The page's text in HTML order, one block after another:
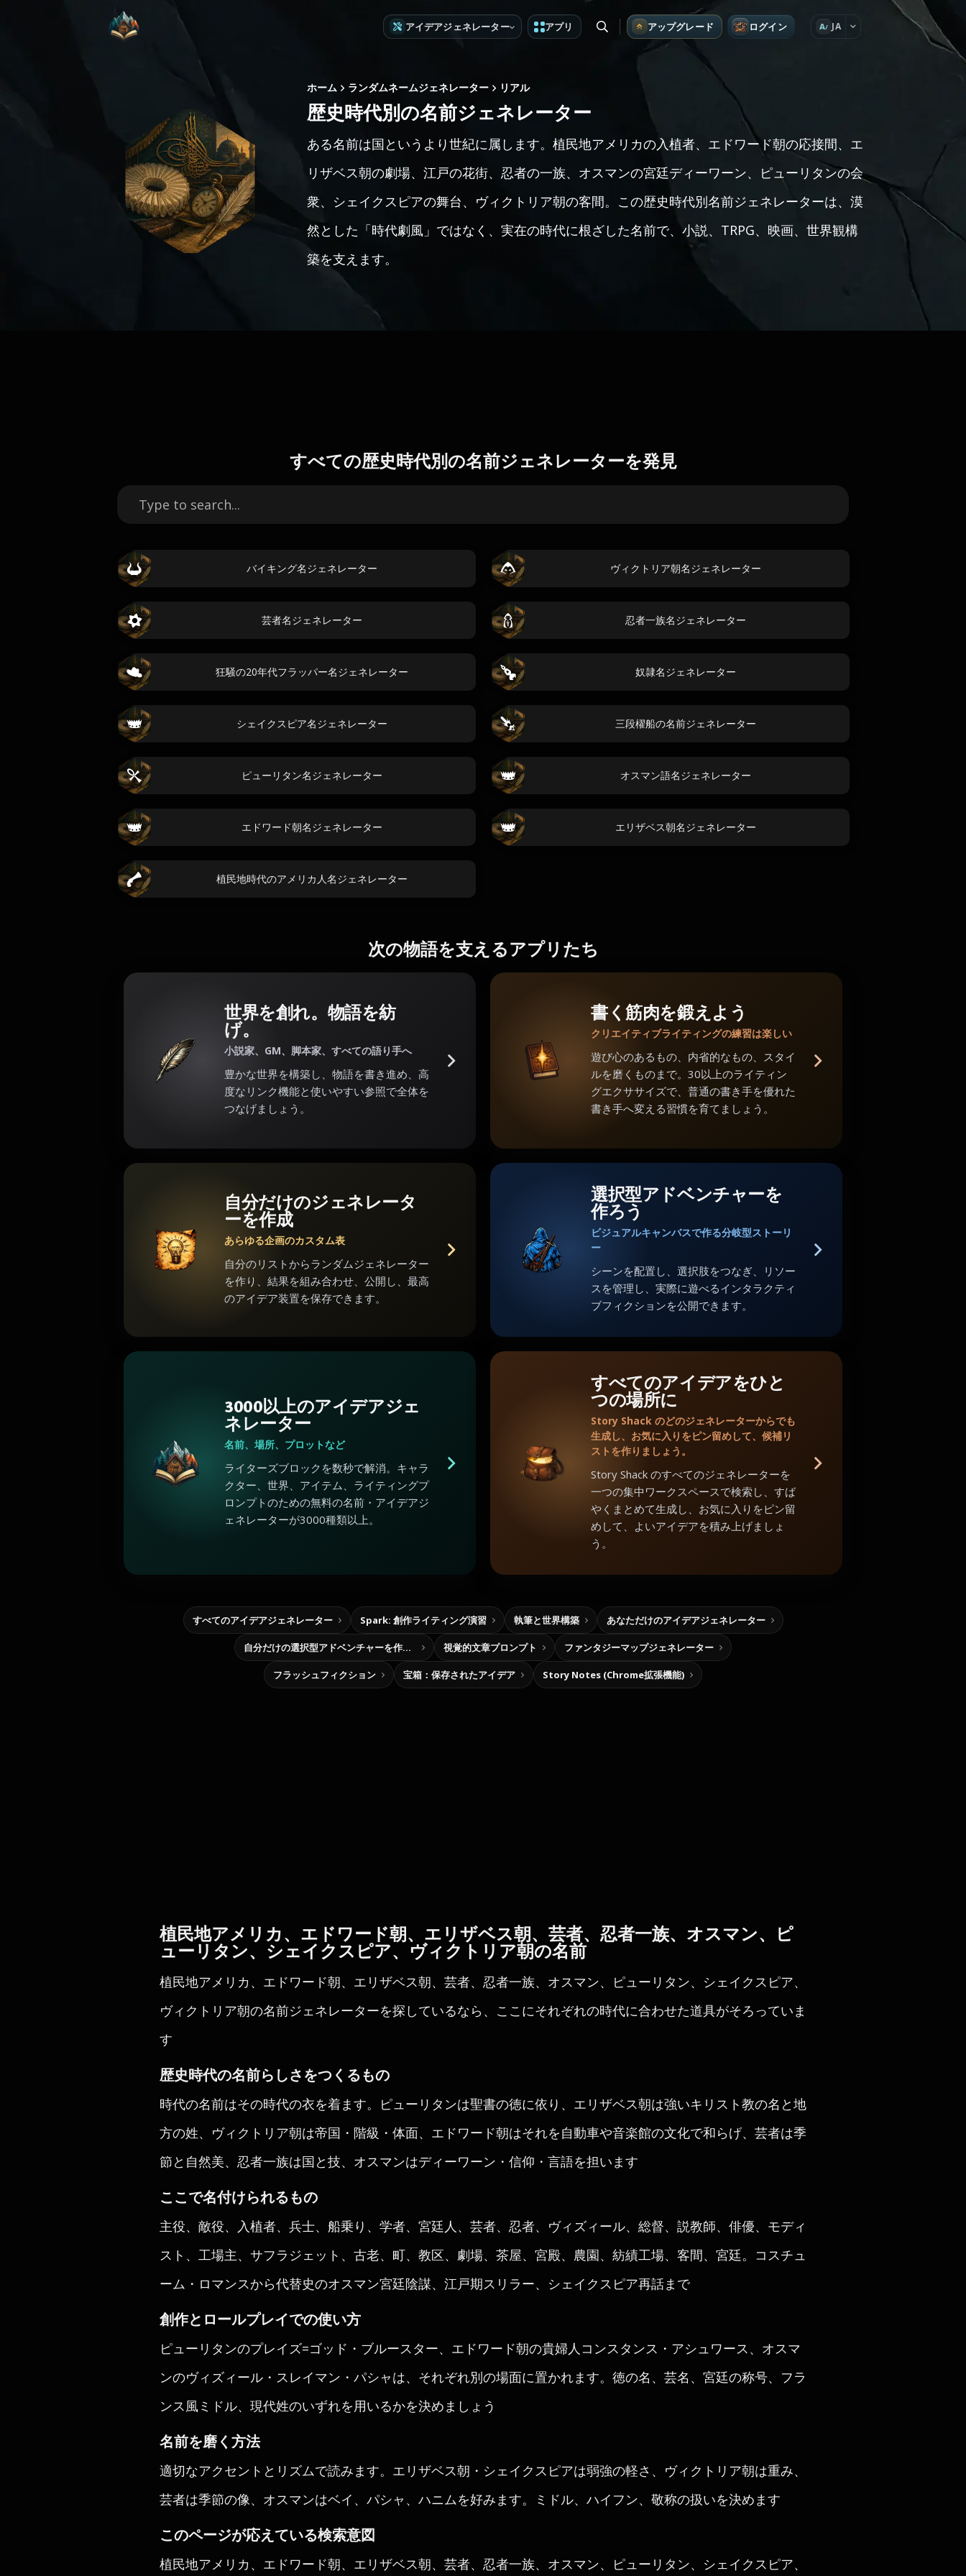
アイデアジェネレーター アプリ アップグレード ログイン A JA
ホーム ランダムネームジェネレーター リアル
歴史時代別の名前ジェネレーター
ある名前は国というより世紀に属します。植民地アメリカの入植者、エドワード朝の応接間、エ
リザベス朝の劇場、江戸の花街、忍者の一族、オスマンの宮廷ディーワーン、ピューリタンの会
衆、シェイクスピアの舞台、ヴィクトリア朝の客間。この歴史時代別名前ジェネレーターは、漠
然とした「時代劇風」ではなく、実在の時代に根ざした名前で、小説、TRPG、映画、世界観構
築を支えます。
すべての歴史時代別の名前ジェネレーターを発見
バイキング名ジェネレーター ヴィクトリア朝名ジェネレーター
芸者名ジェネレーター 忍者一族名ジェネレーター
狂騒の20年代フラッパー名ジェネレーター 奴隷名ジェネレーター
シェイクスピア名ジェネレーター 三段櫂船の名前ジェネレーター
ピューリタン名ジェネレーター オスマン語名ジェネレーター
エドワード朝名ジェネレーター エリザベス朝名ジェネレーター
植民地時代のアメリカ人名ジェネレーター
次の物語を支えるアプリたち
世界を創れ。物語を紡
げ。
小説家、GM、脚本家、すべての語り手へ
豊かな世界を構築し、物語を書き進め、高
度なリンク機能と使いやすい参照で全体を
つなげましょう。
書く筋肉を鍛えよう
クリエイティブライティングの練習は楽しい
遊び心のあるもの、内省的なもの、スタイ
ルを磨くものまで。30以上のライティン
グエクササイズで、普通の書き手を優れた
書き手へ変える習慣を育てましょう。
自分だけのジェネレータ
ーを作成
あらゆる企画のカスタム表
自分のリストからランダムジェネレーター
を作り、結果を組み合わせ、公開し、最高
のアイデア装置を保存できます。
選択型アドベンチャーを
作ろう
ビジュアルキャンバスで作る分岐型ストーリ
ー
シーンを配置し、選択肢をつなぎ、リソー
スを管理し、実際に遊べるインタラクティ
ブフィクションを公開できます。
3000以上のアイデアジェ
ネレーター
名前、場所、プロットなど
ライターズブロックを数秒で解消。キャラ
クター、世界、アイテム、ライティングプ
ロンプトのための無料の名前・アイデアジ
ェネレーターが3000種類以上。
すべてのアイデアをひと
つの場所に
Story Shack のどのジェネレーターからでも
生成し、お気に入りをピン留めして、候補リ
ストを作りましょう。
Story Shack のすべてのジェネレーターを
一つの集中ワークスペースで検索し、すば
やくまとめて生成し、お気に入りをピン留
めして、よいアイデアを積み上げましょ
う。
すべてのアイデアジェネレーター Spark: 創作ライティング演習 執筆と世界構築 あなただけのアイデアジェネレーター
自分だけの選択型アドベンチャーを作ろう 視覚的文章プロンプト ファンタジーマップジェネレーター
フラッシュフィクション 宝箱：保存されたアイデア Story Notes (Chrome拡張機能)
植民地アメリカ、エドワード朝、エリザベス朝、芸者、忍者一族、オスマン、ピ
ューリタン、シェイクスピア、ヴィクトリア朝の名前
植民地アメリカ、エドワード朝、エリザベス朝、芸者、忍者一族、オスマン、ピューリタン、シェイクスピア、
ヴィクトリア朝の名前ジェネレーターを探しているなら、ここにそれぞれの時代に合わせた道具がそろっていま
す
歴史時代の名前らしさをつくるもの
時代の名前はその時代の衣を着ます。ピューリタンは聖書の徳に依り、エリザベス朝は強いキリスト教の名と地
方の姓、ヴィクトリア朝は帝国・階級・体面、エドワード朝はそれを自動車や音楽館の文化で和らげ、芸者は季
節と自然美、忍者一族は国と技、オスマンはディーワーン・信仰・言語を担います
ここで名付けられるもの
主役、敵役、入植者、兵士、船乗り、学者、宮廷人、芸者、忍者、ヴィズィール、総督、説教師、俳優、モディ
スト、工場主、サフラジェット、古老、町、教区、劇場、茶屋、宮殿、農園、紡績工場、客間、宮廷。コスチュ
ーム・ロマンスから代替史のオスマン宮廷陰謀、江戸期スリラー、シェイクスピア再話まで
創作とロールプレイでの使い方
ピューリタンのプレイズ=ゴッド・ブルースター、エドワード朝の貴婦人コンスタンス・アシュワース、オスマ
ンのヴィズィール・スレイマン・パシャは、それぞれ別の場面に置かれます。徳の名、芸名、宮廷の称号、フラ
ンス風ミドル、現代姓のいずれを用いるかを決めましょう
名前を磨く方法
適切なアクセントとリズムで読みます。エリザベス朝・シェイクスピアは弱強の軽さ、ヴィクトリア朝は重み、
芸者は季節の像、オスマンはベイ、パシャ、ハニムを好みます。ミドル、ハイフン、敬称の扱いを決めます
このページが応えている検索意図
植民地アメリカ、エドワード朝、エリザベス朝、芸者、忍者一族、オスマン、ピューリタン、シェイクスピア、